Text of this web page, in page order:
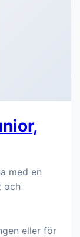
med en
och
eller för